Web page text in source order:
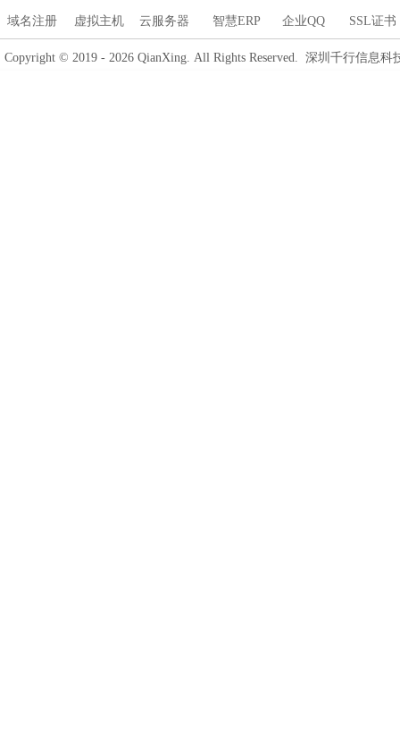
Copyright © 2019 - 2026 QianXing. All Rights Reserved. 深圳千行信息
域名注册 智慧ERP 企业QQ
云服务器
虚拟主机 SSL证书